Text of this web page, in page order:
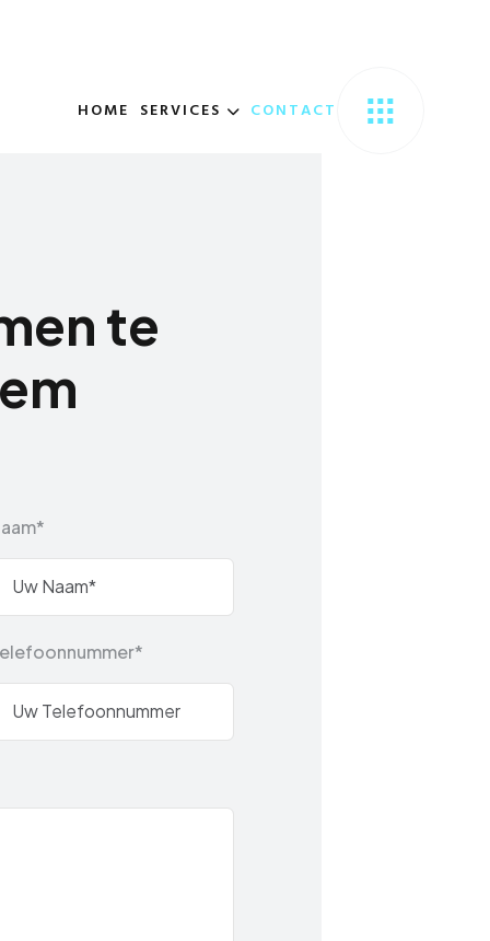
HOME SERVICES CONTACT
ente
m